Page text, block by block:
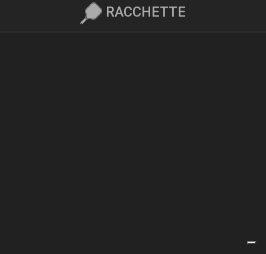
RACCHETTE